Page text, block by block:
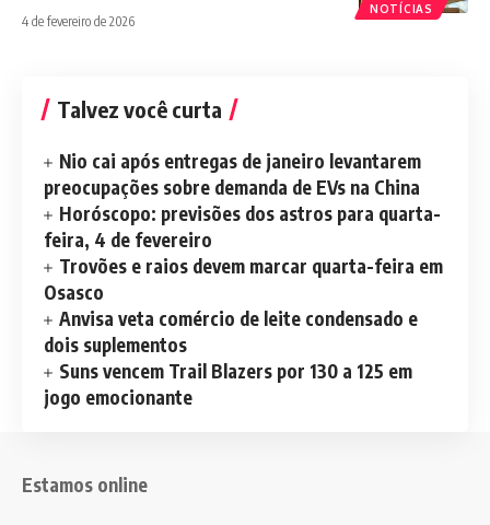
NOTÍCIAS
4 de fevereiro de 2026
Talvez você curta
Nio cai após entregas de janeiro levantarem
preocupações sobre demanda de EVs na China
Horóscopo: previsões dos astros para quarta-
feira, 4 de fevereiro
Trovões e raios devem marcar quarta-feira em
Osasco
Anvisa veta comércio de leite condensado e
dois suplementos
Suns vencem Trail Blazers por 130 a 125 em
jogo emocionante
Estamos online